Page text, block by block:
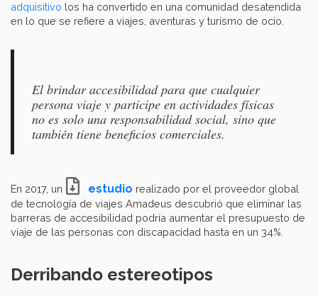
adquisitivo los ha convertido en una comunidad desatendida
en lo que se refiere a viajes, aventuras y turismo de ocio.
El brindar accesibilidad para que cualquier
persona viaje y participe en actividades físicas
no es solo una responsabilidad social, sino que
también tiene beneficios comerciales.
En 2017, un estudio realizado por el proveedor global
de tecnología de viajes Amadeus descubrió que eliminar las
barreras de accesibilidad podría aumentar el presupuesto de
viaje de las personas con discapacidad hasta en un 34%.
Derribando estereotipos